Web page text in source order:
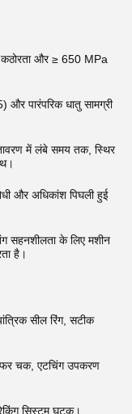
और ≥ 650 MPa
पारंपरिक धातु सामग्री
में लंबे समय तक, स्थिर
और अधिकांश पिघली हुई
सहनशीलता के लिए मशीन
है।
सील रिंग, सटीक
चक, एटचिंग उपकरण
सिस्टम घटक।